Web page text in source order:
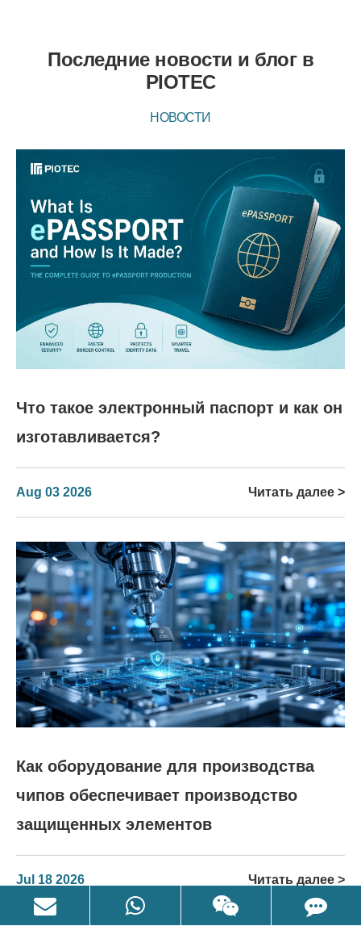
Последние новости и блог в
PIOTEC
НОВОСТИ
Что такое электронный паспорт и как он
изготавливается?
Aug 03 2026 Читать далее >
Как оборудование для производства
чипов обеспечивает производство
защищенных элементов
Jul 18 2026 Читать далее >